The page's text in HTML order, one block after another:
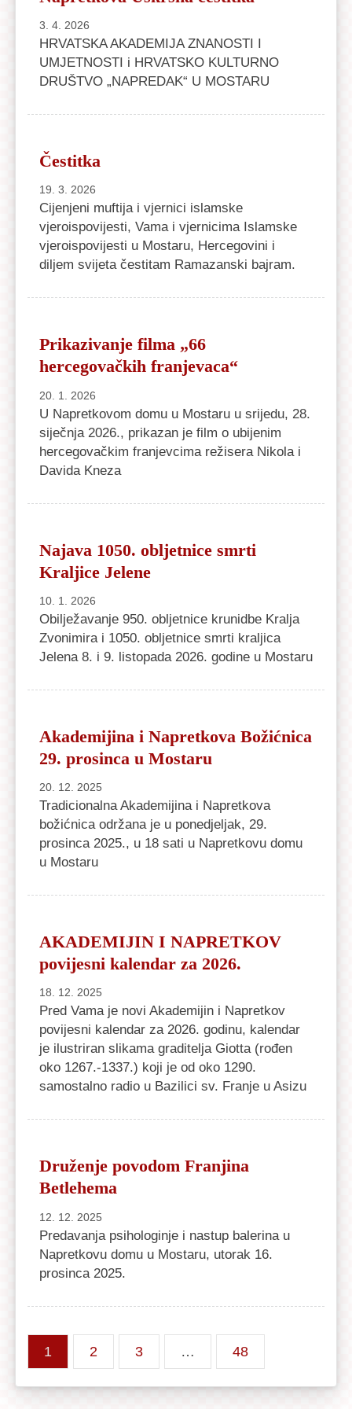
3. 4. 2026
HRVATSKA AKADEMIJA ZNANOSTI I
UMJETNOSTI i HRVATSKO KULTURNO
DRUŠTVO „NAPREDAK“ U MOSTARU
Čestitka
19. 3. 2026
Cijenjeni muftija i vjernici islamske
vjeroispovijesti, Vama i vjernicima Islamske
vjeroispovijesti u Mostaru, Hercegovini i
diljem svijeta čestitam Ramazanski bajram.
Prikazivanje filma „66
hercegovačkih franjevaca“
20. 1. 2026
U Napretkovom domu u Mostaru u srijedu, 28.
siječnja 2026., prikazan je film o ubijenim
hercegovačkim franjevcima režisera Nikola i
Davida Kneza
Najava 1050. obljetnice smrti
Kraljice Jelene
10. 1. 2026
Obilježavanje 950. obljetnice krunidbe Kralja
Zvonimira i 1050. obljetnice smrti kraljica
Jelena 8. i 9. listopada 2026. godine u Mostaru
Akademijina i Napretkova Božićnica
29. prosinca u Mostaru
20. 12. 2025
Tradicionalna Akademijina i Napretkova
božićnica održana je u ponedjeljak, 29.
prosinca 2025., u 18 sati u Napretkovu domu
u Mostaru
AKADEMIJIN I NAPRETKOV
povijesni kalendar za 2026.
18. 12. 2025
Pred Vama je novi Akademijin i Napretkov
povijesni kalendar za 2026. godinu, kalendar
je ilustriran slikama graditelja Giotta (rođen
oko 1267.-1337.) koji je od oko 1290.
samostalno radio u Bazilici sv. Franje u Asizu
Druženje povodom Franjina
Betlehema
12. 12. 2025
Predavanja psihologinje i nastup balerina u
Napretkovu domu u Mostaru, utorak 16.
prosinca 2025.
1 2 3 … 48